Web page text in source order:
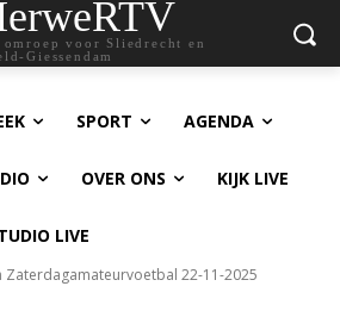
omroep voor Sliedrecht en
Giessendam
SPORT AGENDA
OVER ONS KIJK LIVE
LIVE
Zaterdagamateurvoetbal 22-11-2025